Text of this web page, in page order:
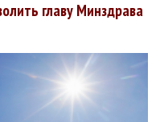
главу Минздрава